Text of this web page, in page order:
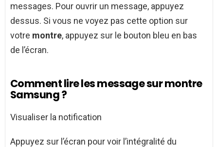
messages. Pour ouvrir un message, appuyez
dessus. Si vous ne voyez pas cette option sur
votre montre, appuyez sur le bouton bleu en bas
de l’écran.
Comment lire les message sur montre
Samsung ?
Visualiser la notification
Appuyez sur l’écran pour voir l’intégralité du